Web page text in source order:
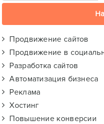
Продвижение сайтов
Продвижение в
Разработка сайтов
Автоматизация бизнеса
Реклама
Хостинг
Повышение конверсии